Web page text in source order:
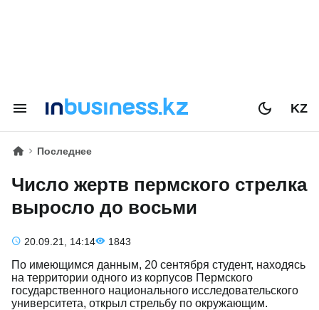
KZ
Последнее
Число жертв пермского стрелка
выросло до восьми
20.09.21, 14:14 1843
По имеющимся данным, 20 сентября студент, находясь
на территории одного из корпусов Пермского
государственного национального исследовательского
университета, открыл стрельбу по окружающим.